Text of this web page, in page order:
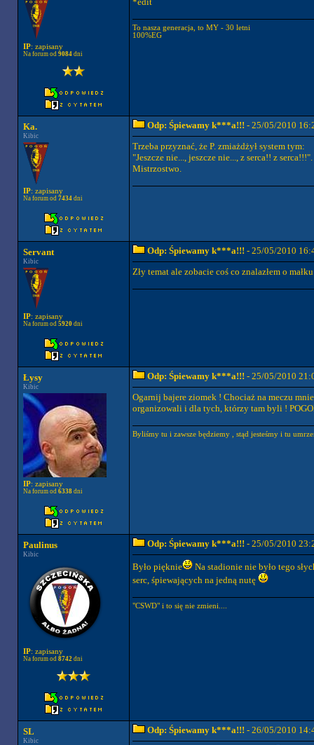
IP: zapisany
Na forum od 9084dni
To nasza generacja, to MY - 30 letni
100%EG
Ka.
Kibic
IP: zapisany
Na forum od 7434dni
Odp: Śpiewamy k***a!!! - 25/05/2010
Trzeba przyznać, że P. zmiażdżył system tym:
"Jeszcze nie..., jeszcze nie..., z serca!! z serca!!!".
Mistrzostwo.
Servant
Kibic
IP: zapisany
Na forum od 5920dni
Odp: Śpiewamy k***a!!! - 25/05/2010
Zły temat ale zobacie coś co znalazłem o
Łysy
Kibic
IP: zapisany
Na forum od 6338dni
Odp: Śpiewamy k***a!!! - 25/05/2010
Ogarnij bajere ziomek ! Chociaż na meczu
organizowali i dla tych, którzy tam byli !
Byliśmy tu i zawsze będziemy , stąd jesteśmy i tu
Paulinus
Kibic
IP: zapisany
Na forum od 8742dni
Odp: Śpiewamy k***a!!! - 25/05/2010
Było pięknie
Na stadionie nie było tego
serc, śpiewających na jedną nutę
"CSWD" i to się nie zmieni....
SL
Kibic
Odp: Śpiewamy k***a!!! - 26/05/2010